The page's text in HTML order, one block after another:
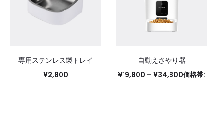
専用ステンレス製トレイ
¥2,800
自動えさやり器
¥19,800 – ¥34,800価格帯: